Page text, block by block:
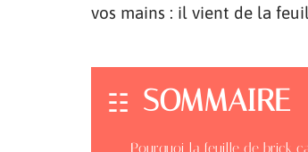
vos mains : il vient de la
SOMMAIRE
Pourquoi la feuille de brick